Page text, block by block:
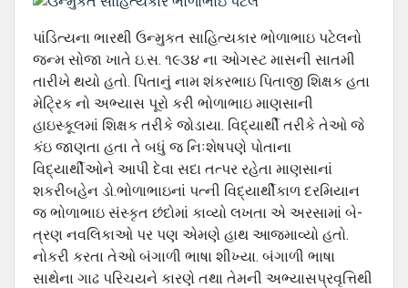
પાંડિત્યના ભારથી ઉન્મુકત સાહિત્યકાર ભોળાભાઇ પટેલનો
જન્મ સોજા ખાતે ઇ.સ. ૧૯૩૪ ના ઓગસ્ટ માસની સાતમી
તારીખે થયો હતો. પિતાનું નામ શંકરભાઇ પિતાજી શિક્ષક હતા
મેટ્રિક નો અભ્યાસ પૂરો કરી ભોળાભાઇ માણસાની
હાઇસ્કૂલમાં શિક્ષક તરીકે જોડાયા. વિદ્યાર્થી તરીકે તેઓ જે
કંઇ જાણતા હતા તે બધું જ નિઃશેષપણે પોતાના
વિદ્યાર્થીઓને આપી દેવા સદા તત્પર રહેતા માણસાનાં
શકરીબહેન ડો.ભોળાભાઇનાં પત્ની વિદ્યાર્થીકાળ દરમિયાન
જ ભોળાભાઇ સંસ્કૃત છંદોમાં કાવ્યો લખતા એ અરસામાં બે-
ત્રણ નવલિકાઓ પર પણ એમણે હાથ આજમાવ્યો હતો.
નોકરી કરતા તેઓ બંગાળી ભાષા શીખ્યા. બંગાળી ભાષા
સાથેના ગાઢ પરિચયને કારણે તથા તેમની અભ્યાસપ્રવૃત્તિથી